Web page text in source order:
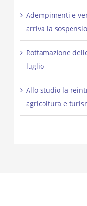
Adempimenti e
arriva la
Rottamazione
luglio
Allo studio la
agricoltura e